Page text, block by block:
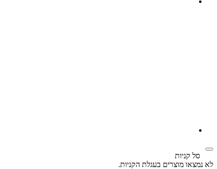
סל קניות‬
לא נמצאו מוצרים בעגלת הקניות.